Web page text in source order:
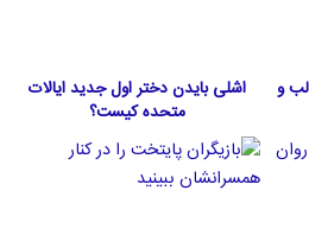
و
اشلی بایدن دختر اول جدید ایالات
متحده كيست؟